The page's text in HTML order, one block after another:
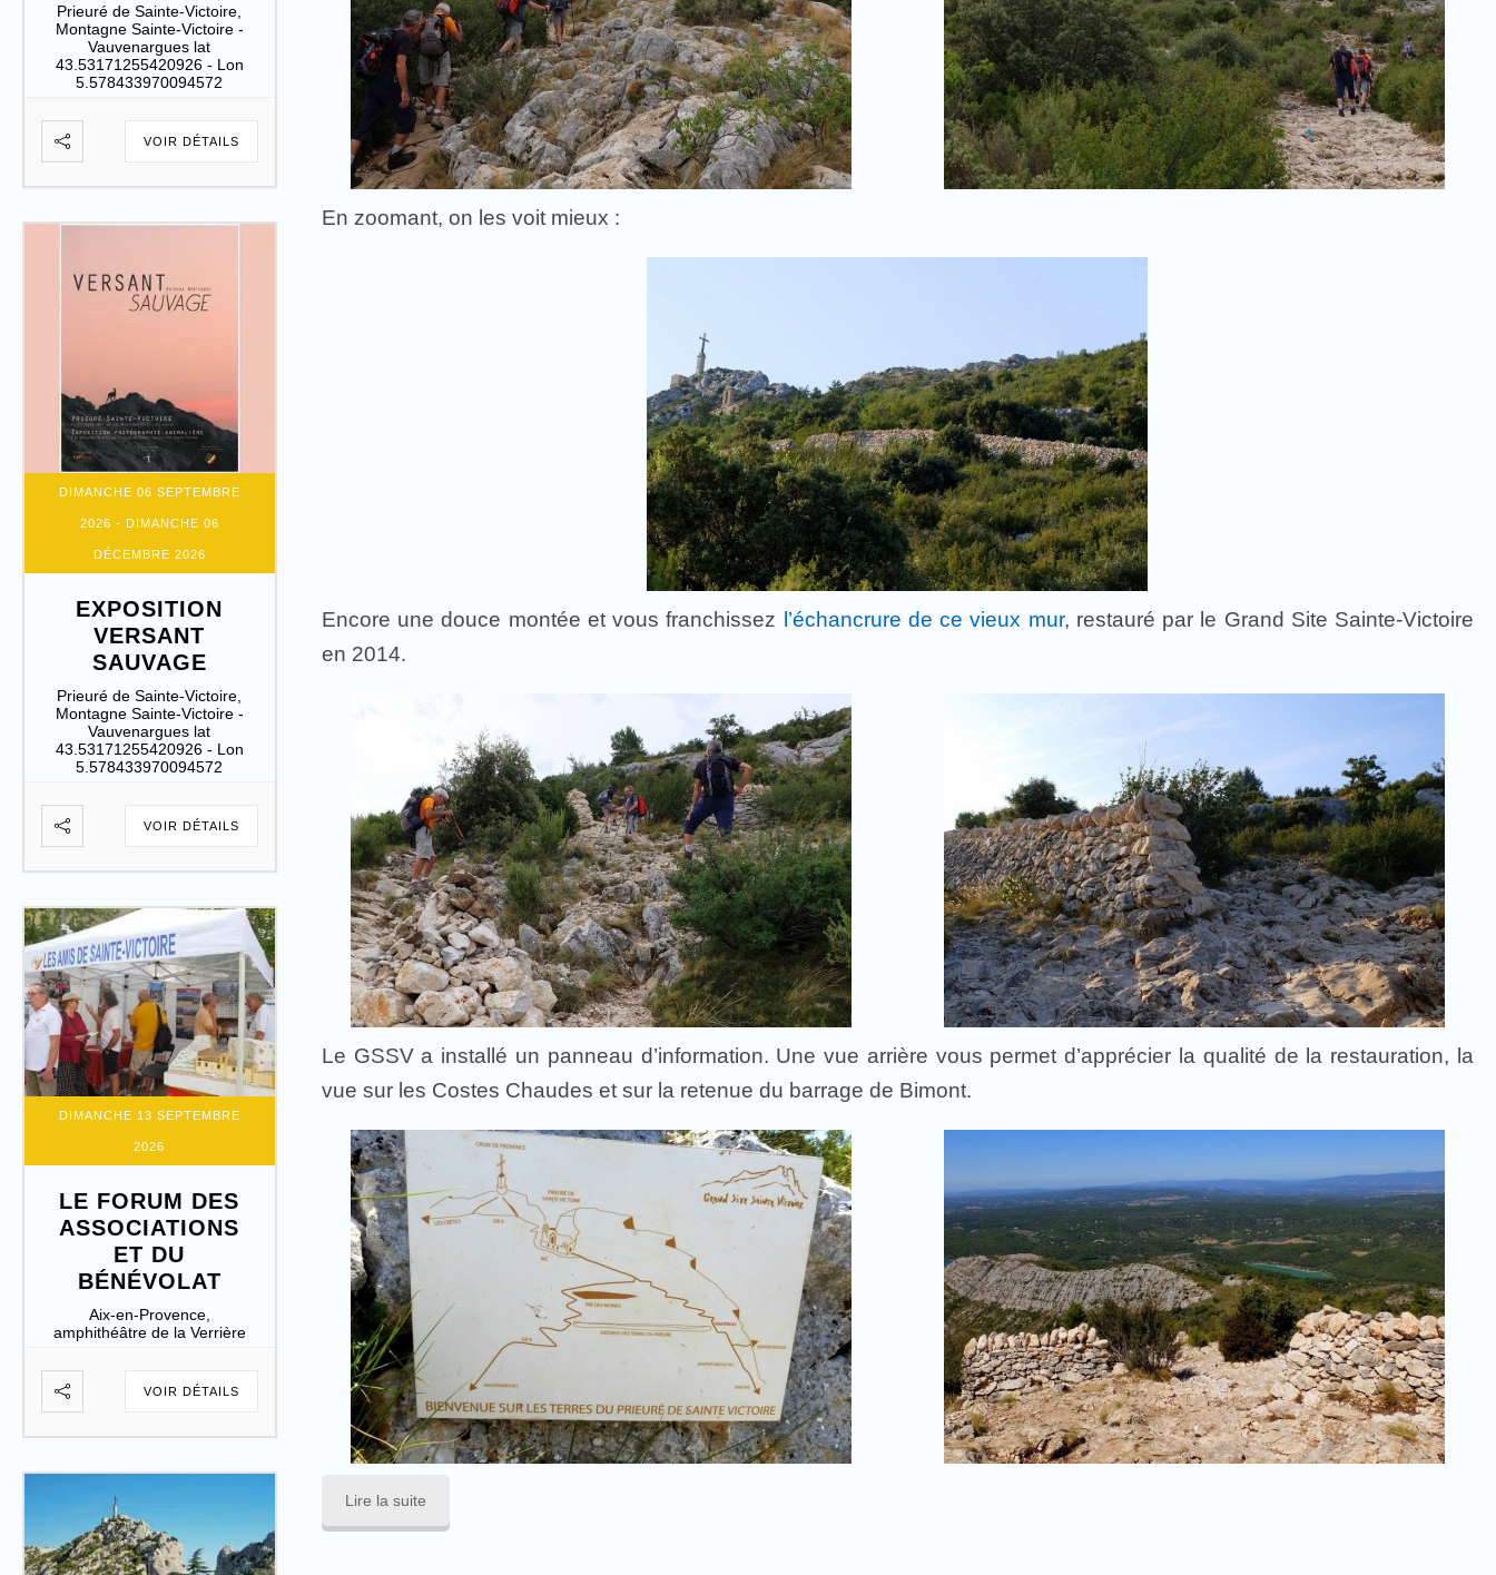
En zoomant, on les voit mieux :
Encore une douce montée et vous franchissez l’échancrure de ce vieux mur, restauré par le Grand Site Sainte-Victoire
en 2014.
Le GSSV a installé un panneau d’information. Une vue arrière vous permet d’apprécier la qualité de la restauration, la
vue sur les Costes Chaudes et sur la retenue du barrage de Bimont.
Lire la suite
Prieuré de Sainte-Victoire,
Montagne Sainte-Victoire -
Vauvenargues lat
43.53171255420926 - Lon
5.578433970094572
VOIR DÉTAILS
DIMANCHE 06 SEPTEMBRE
2026 - DIMANCHE 06
DÉCEMBRE 2026
EXPOSITION
VERSANT
SAUVAGE
Prieuré de Sainte-Victoire,
Montagne Sainte-Victoire -
Vauvenargues lat
43.53171255420926 - Lon
5.578433970094572
VOIR DÉTAILS
DIMANCHE 13 SEPTEMBRE
2026
LE FORUM DES
ASSOCIATIONS
ET DU
BÉNÉVOLAT
Aix-en-Provence,
amphithéâtre de la Verrière
VOIR DÉTAILS